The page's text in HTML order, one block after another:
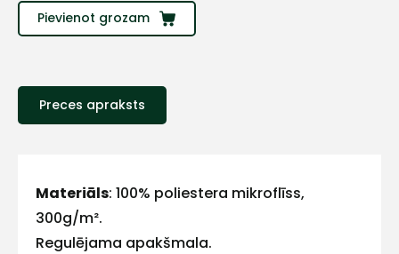
Pievienot grozam
Preces apraksts
Materiāls: 100% poliestera mikroflīss,
300g/m².
Regulējama apakšmala.